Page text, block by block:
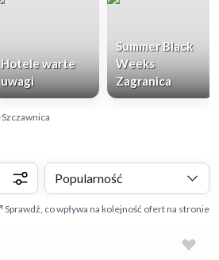
Hotele warte
uwagi
Summer Black
Weeks
Zagranica
Szczawnica
Popularność
Sprawdź, co wpływa na kolejność ofert na stronie